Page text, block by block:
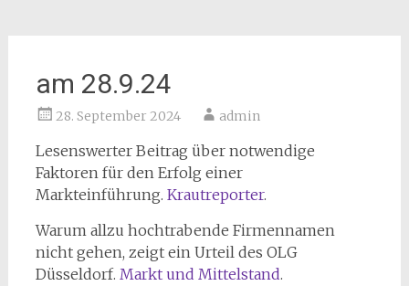
am 28.9.24
28. September 2024 admin
Lesenswerter Beitrag über notwendige
Faktoren für den Erfolg einer
Markteinführung. Krautreporter.
Warum allzu hochtrabende Firmennamen
nicht gehen, zeigt ein Urteil des OLG
Düsseldorf. Markt und Mittelstand.